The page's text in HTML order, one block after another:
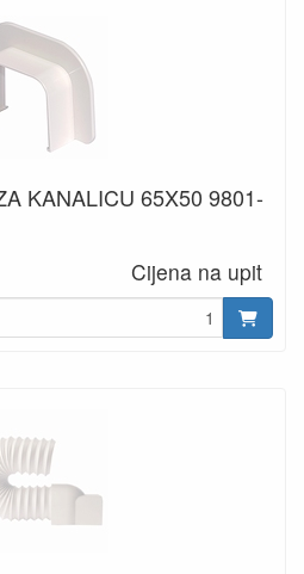
KANALICU 65X50 9801-
Cijena na upit